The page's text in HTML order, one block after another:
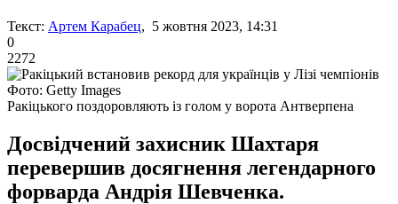
Текст: Артем Карабец, 5 жовтня 2023, 14:31
0
2272
Фото: Getty Images
Ракіцького поздоровляють із голом у ворота Антверпена
Досвідчений захисник Шахтаря
перевершив досягнення легендарного
форварда Андрія Шевченка.